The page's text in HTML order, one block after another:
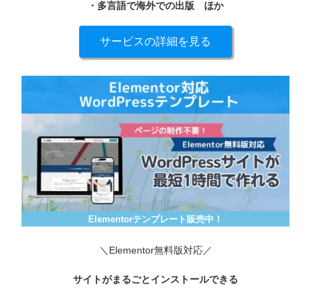
・多言語で海外での出版 ほか
サービスの詳細を見る
Elementorテンプレート販売中！
＼Elementor無料版対応／
サイトがまるごとインストールできる